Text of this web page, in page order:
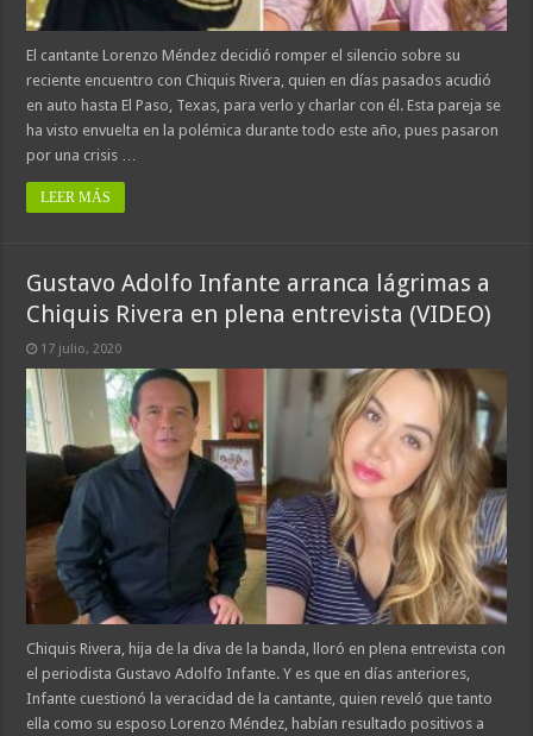
El cantante Lorenzo Méndez decidió romper el silencio sobre su
reciente encuentro con Chiquis Rivera, quien en días pasados acudió
en auto hasta El Paso, Texas, para verlo y charlar con él. Esta pareja se
ha visto envuelta en la polémica durante todo este año, pues pasaron
por una crisis …
LEER MÁS
Gustavo Adolfo Infante arranca lágrimas a
Chiquis Rivera en plena entrevista (VIDEO)
17 julio, 2020
Chiquis Rivera, hija de la diva de la banda, lloró en plena entrevista con
el periodista Gustavo Adolfo Infante. Y es que en días anteriores,
Infante cuestionó la veracidad de la cantante, quien reveló que tanto
ella como su esposo Lorenzo Méndez, habían resultado positivos a